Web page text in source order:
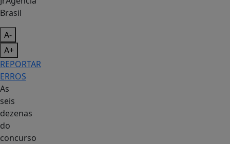
Brasil
A-
A+
REPORTAR
ERROS
As
seis
dezenas
do
concurso